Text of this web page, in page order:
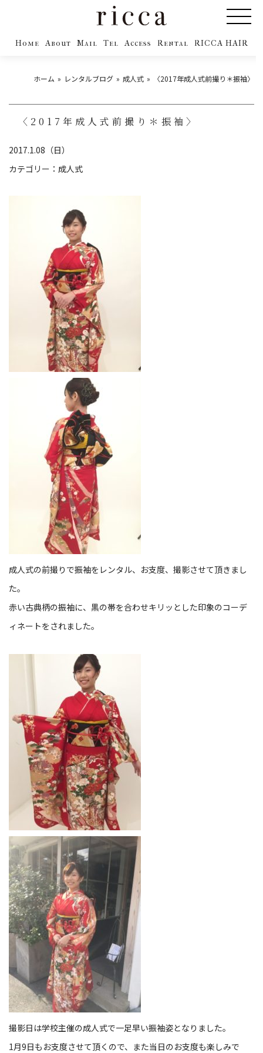
Home About Mail Tel Access Rental RICCA HAIR
ホーム レンタルブログ 成人式 〈2017年成人式前撮り＊振袖〉
〈2017年成人式前撮り＊振袖〉
2017.1.08（日）
カテゴリー： 成人式
成人式の前撮りで振袖をレンタル、お支度、撮影させて頂きまし
た。
赤い古典柄の振袖に、黒の帯を合わせキリッとした印象のコーデ
ィネートをされました。
撮影日は学校主催の成人式で一足早い振袖姿となりました。
1月9日もお支度させて頂くので、また当日のお支度も楽しみで